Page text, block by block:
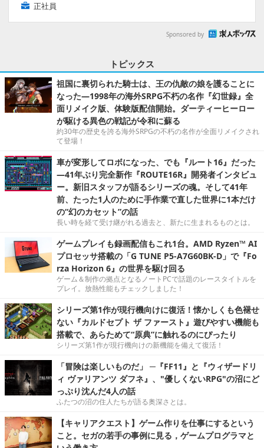
正社員
Sponsored by
トピックス
祖国に裏切られた騎士は、王の仇敵の娘を護ることに
なった―1998年の海外SRPG不朽の名作『幻世録』全
面リメイク版、体験版配信開始。ダーティーヒーロー
が駆ける異色の戦記が令和に蘇る
約30年の歴史を誇る海外SRPGの不朽の名作が全面リメイクされ
て登場！
車が変形してロボになった、でも『ルート16』だった
―41年ぶり完全新作『ROUTE16R』開発者インタビュ
ー。新旧スタッフが語るシリーズの魂。そして41年
前、たった1人のために手作業で直した世界に1本だけ
の“幻のカセット”の話
長い時を経て受け継がれる過去と、新たに生まれるものとは。
ゲームプレイも録画配信もこれ1台。AMD Ryzen™ AI
プロセッサ搭載の「G TUNE P5-A7G60BK-D」で『Fo
rza Horizon 6』の世界を駆け回る
ゲーム＆制作の拠点となるノートPCで話題のレースタイトルを
プレイ。放熱性能もチェックしました！
シリーズ第1作が現行機向けに復活！懐かしくも色褪せ
ない『カルドセプト ザ ファースト』遊びやすい機能も
搭載で、あらためて“原典”に触れるのにぴったり
シリーズ第1作が現行機向けの新機能を備えて復活！
「冒険は楽しいものだ」 ─『FF11』と『ウィザードリ
ィ ヴァリアンツ ダフネ』、"優しくないRPG"の沼にど
っぷり沈んだ4人の話
ふたつの沼の住人たちが語る奥深さとは。
【キャリアクエスト】ゲーム作りを仕事にするという
こと。セガの若手の事例に見る，ゲームプログラマと